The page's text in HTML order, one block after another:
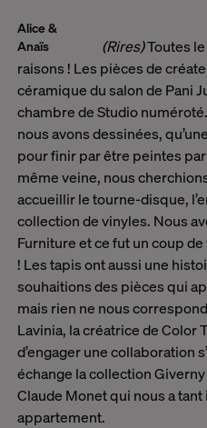
Alice &
Anaïs
(Rires)Toutes
raisons ! Les pièces de
céramique du salon de Pani
chambre de Studio
nous avons dessinées,
pour finir par être peintes
même veine, nous
accueillir le tourne-disque,
collection de vinyles. Nous
Furniture et ce fut un coup
! Les tapis ont aussi une
souhaitions des pièces qui
mais rien ne nous
Lavinia, la créatrice de Color
d’engager une collaboration
échange la collection
Claude Monet qui nous a
appartement.